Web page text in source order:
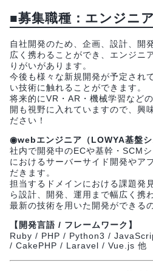
■募集職種：エンジニ
自社開発のため、企画、設計、開
広く携わることができ、エンジニ
りがいがあります。
今後も様々な新規開発が予定され
い技術に触れることができます。
将来的にVR・AR・機械学習など
開も視野に入れていますので、興
ださい！
◉webエンジニア（LOWYA基盤シ
社内で開発中のECや基幹・SCM
におけるサーバーサイド開発やア
だきます。
担当するドメインにおける課題発
ら設計、開発、運用まで幅広く携
最新の技術を用いた開発ができる
【開発言語 / フレームワーク】
Ruby / PHP / Python3 /
/ CakePHP / Laravel / Vue.js 他